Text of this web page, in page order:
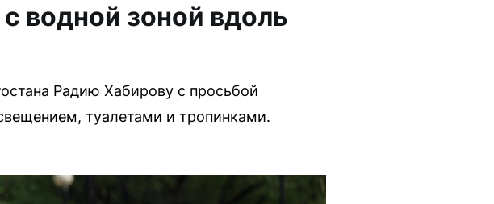
водной зоной вдоль
Радию Хабирову с просьбой
туалетами и тропинками.